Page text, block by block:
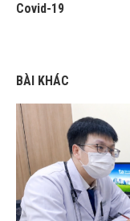
Covid-19
BÀI KHÁC